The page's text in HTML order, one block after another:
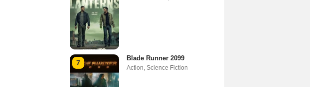
7
Blade Runner 2099
Action, Science Fiction